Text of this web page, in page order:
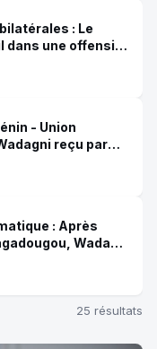
: Le
dans une offensive
vers la
- Union
reçu par
de la
: Après
Wadagni
Faure et
25 résultats